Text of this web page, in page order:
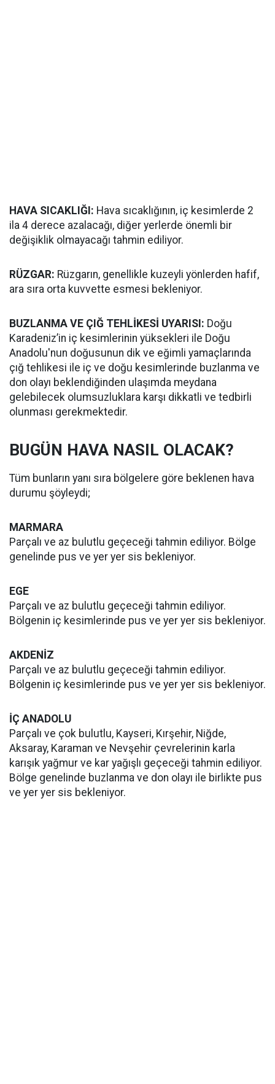
HAVA SICAKLIĞI: Hava sıcaklığının, iç kesimlerde 2
ila 4 derece azalacağı, diğer yerlerde önemli bir
değişiklik olmayacağı tahmin ediliyor.
RÜZGAR: Rüzgarın, genellikle kuzeyli yönlerden hafif,
ara sıra orta kuvvette esmesi bekleniyor.
BUZLANMA VE ÇIĞ TEHLİKESİ UYARISI: Doğu
Karadeniz’in iç kesimlerinin yüksekleri ile Doğu
Anadolu'nun doğusunun dik ve eğimli yamaçlarında
çığ tehlikesi ile iç ve doğu kesimlerinde buzlanma ve
don olayı beklendiğinden ulaşımda meydana
gelebilecek olumsuzluklara karşı dikkatli ve tedbirli
olunması gerekmektedir.
BUGÜN HAVA NASIL OLACAK?
Tüm bunların yanı sıra bölgelere göre beklenen hava
durumu şöyleydi;
MARMARA
Parçalı ve az bulutlu geçeceği tahmin ediliyor. Bölge
genelinde pus ve yer yer sis bekleniyor.
EGE
Parçalı ve az bulutlu geçeceği tahmin ediliyor.
Bölgenin iç kesimlerinde pus ve yer yer sis bekleniyor.
AKDENİZ
Parçalı ve az bulutlu geçeceği tahmin ediliyor.
Bölgenin iç kesimlerinde pus ve yer yer sis bekleniyor.
İÇ ANADOLU
Parçalı ve çok bulutlu, Kayseri, Kırşehir, Niğde,
Aksaray, Karaman ve Nevşehir çevrelerinin karla
karışık yağmur ve kar yağışlı geçeceği tahmin ediliyor.
Bölge genelinde buzlanma ve don olayı ile birlikte pus
ve yer yer sis bekleniyor.